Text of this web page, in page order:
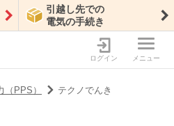
引越し先での
電気の手続き
ログイン メニュー
PPS） テクノでんき